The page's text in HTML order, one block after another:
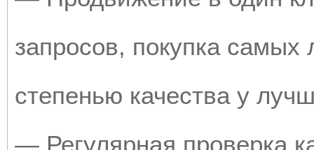
запросов, покупка
степенью качества у
— Регулярная проверка